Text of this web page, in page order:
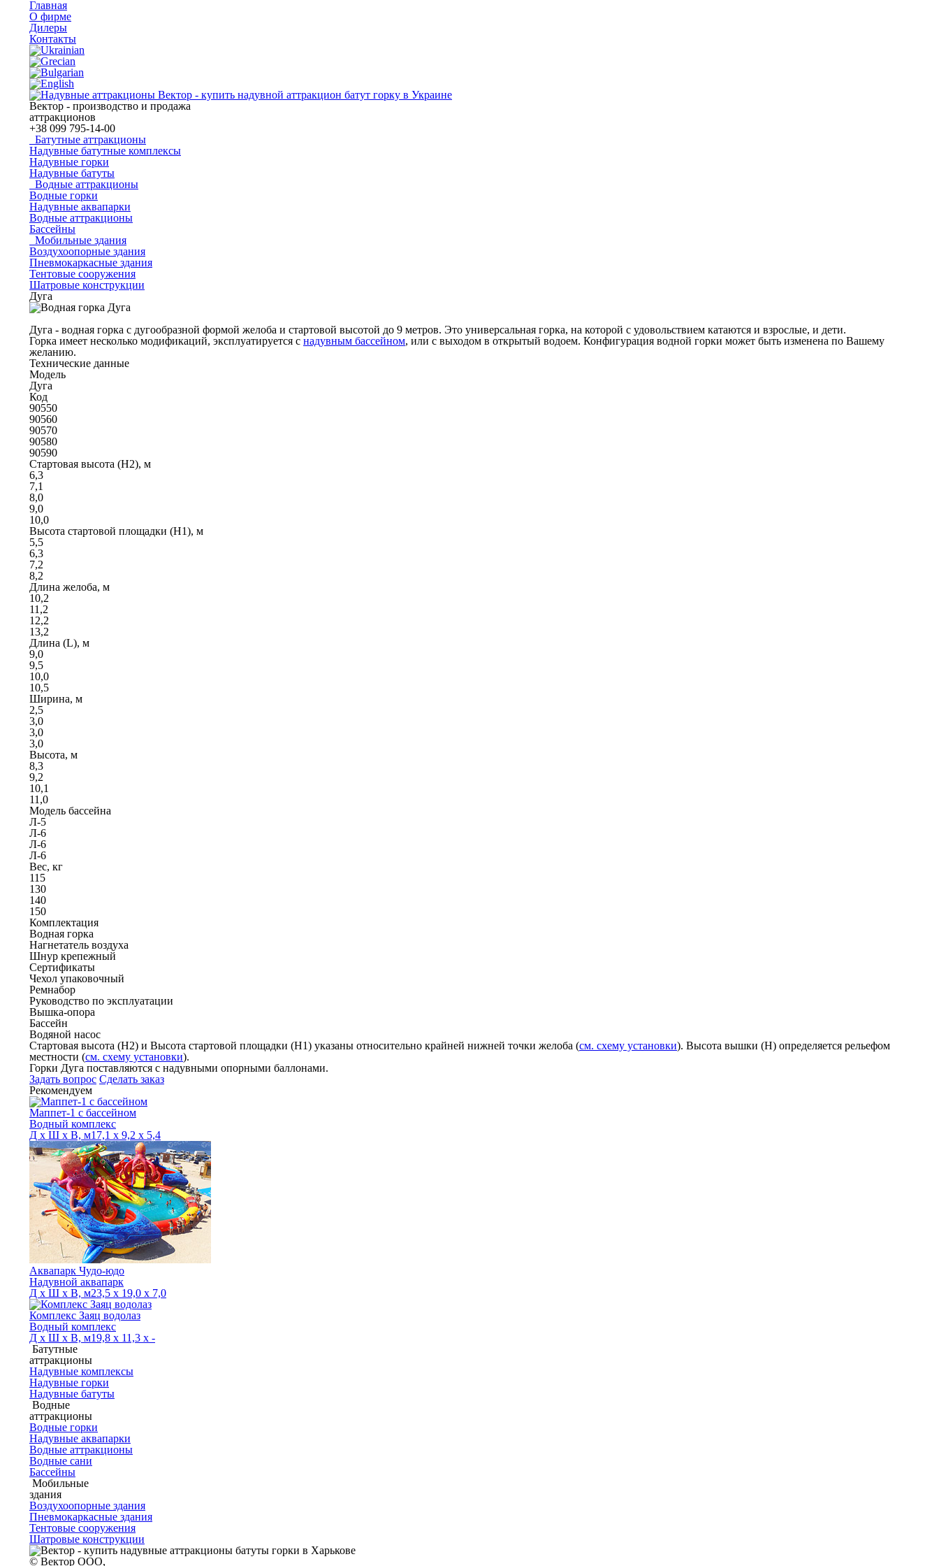
Главная
О фирме
Дилеры
Контакты
Вектор - производство и продажа
аттракционов
+38 099 795-14-00
Батутные аттракционы
Надувные батутные комплексы
Надувные горки
Надувные батуты
Водные аттракционы
Водные горки
Надувные аквапарки
Водные аттракционы
Бассейны
Мобильные здания
Воздухоопорные здания
Пневмокаркасные здания
Тентовые сооружения
Шатровые конструкции
Дуга
Дуга - водная горка с дугообразной формой желоба и стартовой высотой до 9 метров. Это универсальная горка, на которой с удовольствием катаются и взрослые, и дети.
Горка имеет несколько модификаций, эксплуатируется с надувным бассейном, или с выходом в открытый водоем. Конфигурация водной горки может быть изменена по Вашему
желанию.
Технические данные
Модель
Дуга
Код
90550
90560
90570
90580
90590
Стартовая высота (H2), м
6,3
7,1
8,0
9,0
10,0
Высота стартовой площадки (H1), м
5,5
6,3
7,2
8,2
Длина желоба, м
10,2
11,2
12,2
13,2
Длина (L), м
9,0
9,5
10,0
10,5
Ширина, м
2,5
3,0
3,0
3,0
Высота, м
8,3
9,2
10,1
11,0
Модель бассейна
Л-5
Л-6
Л-6
Л-6
Вес, кг
115
130
140
150
Комплектация
Водная горка
Нагнетатель воздуха
Шнур крепежный
Сертификаты
Чехол упаковочный
Ремнабор
Руководство по эксплуатации
Вышка-опора
Бассейн
Водяной насос
Стартовая высота (H2) и Высота стартовой площадки (H1) указаны относительно крайней нижней точки желоба (см. схему установки). Высота вышки (H) определяется рельефом
местности (см. схему установки).
Горки Дуга поставляются с надувными опорными баллонами.
Задать вопрос Сделать заказ
Рекомендуем
Маппет-1 с бассейном
Водный комплекс
Д х Ш х В, м17,1 х 9,2 х 5,4
Аквапарк Чудо-юдо
Надувной аквапарк
Д х Ш х В, м23,5 х 19,0 х 7,0
Комплекс Заяц водолаз
Водный комплекс
Д х Ш х В, м19,8 х 11,3 х -
Батутные
аттракционы
Надувные комплексы
Надувные горки
Надувные батуты
Водные
аттракционы
Водные горки
Надувные аквапарки
Водные аттракционы
Водные сани
Бассейны
Мобильные
здания
Воздухоопорные здания
Пневмокаркасные здания
Тентовые сооружения
Шатровые конструкции
© Вектор ООО,